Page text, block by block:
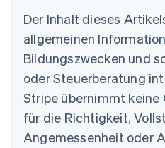
Der Inhalt dieses
allgemeinen
Bildungszwecken und
oder Steuerberatung
Stripe übernimmt keine
für die Richtigkeit,
Angemessenheit oder
Australien
English
Belgien
NederlandsFrançais Deutsch
Brasilien